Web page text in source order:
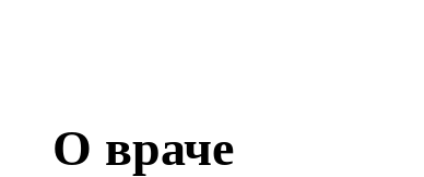
О враче